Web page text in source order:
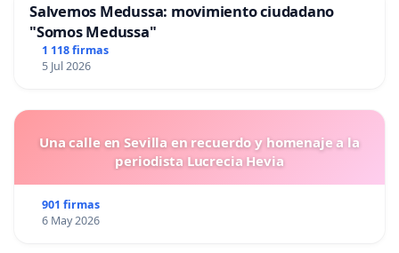
Salvemos Medussa: movimiento ciudadano
"Somos Medussa"
1 118 firmas
5 Jul 2026
Una calle en Sevilla en recuerdo y homenaje a la
periodista Lucrecia Hevia
901 firmas
6 May 2026